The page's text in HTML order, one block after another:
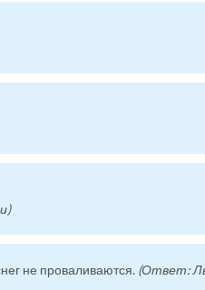
не проваливаются. (Ответ: